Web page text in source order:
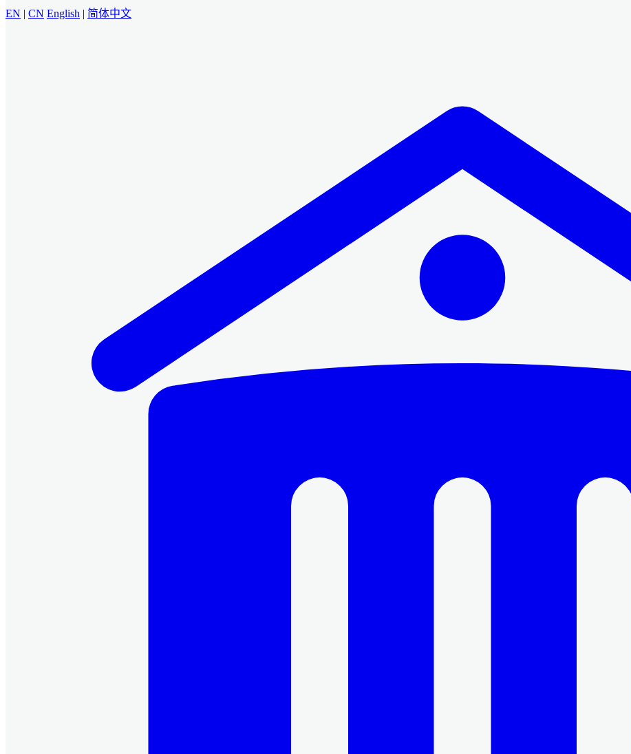
EN | CN English | 简体中文